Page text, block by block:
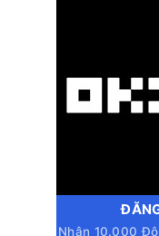
Nhận 10.000